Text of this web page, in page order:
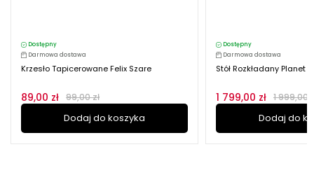
Dostępny
Darmowa dostawa
Krzesło Tapicerowane Felix Szare
89,00 zł 99,00 zł
Dodaj do koszyka
Dostępny
Darmowa dostawa
Stół Rozkładany Planet
1 799,00 zł 1 999,00
Dodaj do